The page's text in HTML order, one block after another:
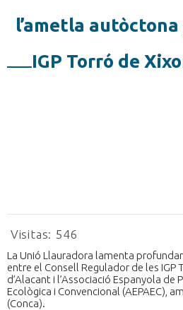
l’ametla
IGP Torró de
Visitas: 546
La Unió Llauradora lamenta
entre el Consell Regulador de les IGP
d’Alacant i l’Associació Espanyola de
Ecològica i Convencional (AEPAEC),
(Conca).